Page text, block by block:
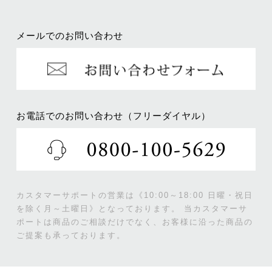
メールでのお問い合わせ
お電話でのお問い合わせ（フリーダイヤル）
カスタマーサポートの営業は《10:00～18:00 日曜・祝日
を除く月～土曜日》となっております。
当カスタマーサ
ポートは商品のご相談だけでなく、お客様に沿った商品の
ご提案も承っております。